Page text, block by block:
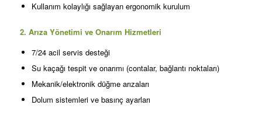
Kullanım kolaylığı sağlayan ergonomik kurulum
2. Arıza Yönetimi ve Onarım Hizmetleri
7/24 acil servis desteği
Su kaçağı tespit ve onarımı (contalar, bağlantı noktaları)
Mekanik/elektronik düğme arızaları
Dolum sistemleri ve basınç ayarları